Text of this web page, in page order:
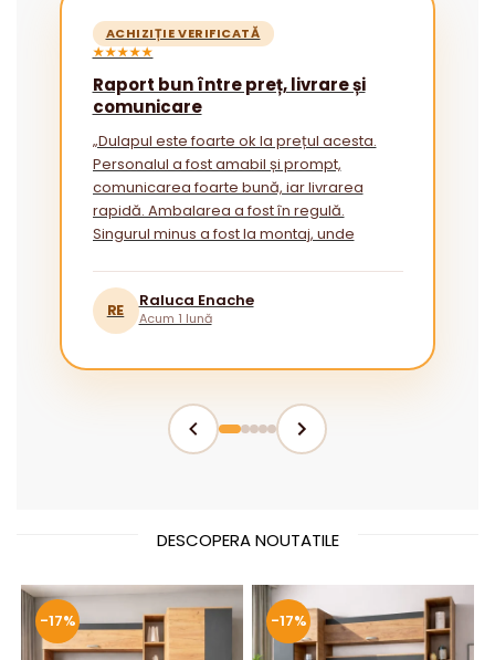
ACHIZIȚIE VERIFICATĂ
★★★★★
Raport bun între preț, livrare și
comunicare
„Dulapul este foarte ok la prețul acesta.
Personalul a fost amabil și prompt,
comunicarea foarte bună, iar livrarea
rapidă. Ambalarea a fost în regulă.
Singurul minus a fost la montaj, unde
RE
Raluca Enache
Acum 1 lună
DESCOPERA NOUTATILE
-17% -17%